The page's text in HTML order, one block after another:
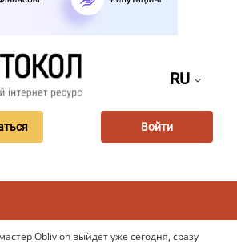
RU
Войти
Oblivion выйдет уже сегодня, сразу